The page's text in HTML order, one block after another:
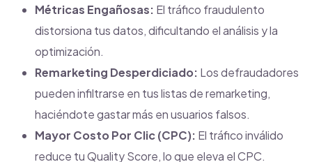
Métricas Engañosas: El tráfico fraudulento
distorsiona tus datos, dificultando el análisis y la
optimización.
Remarketing Desperdiciado: Los defraudadores
pueden infiltrarse en tus listas de remarketing,
haciéndote gastar más en usuarios falsos.
Mayor Costo Por Clic (CPC): El tráfico inválido
reduce tu Quality Score, lo que eleva el CPC.